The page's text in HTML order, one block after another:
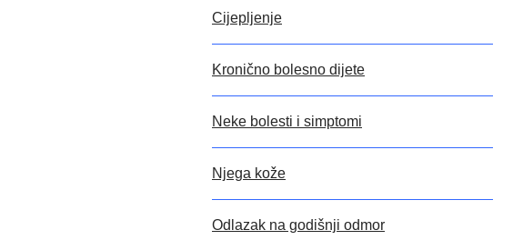
Cijepljenje
Kronično bolesno dijete
Neke bolesti i simptomi
Njega kože
Odlazak na godišnji odmor